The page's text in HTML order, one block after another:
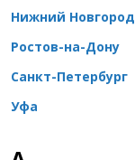
Нижний Новгород
Ростов-на-Дону
Санкт-Петербург
Уфа